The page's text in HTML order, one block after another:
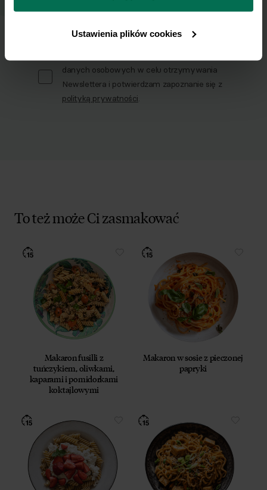
prywatności.
Ustawienia plików cookies
danych osobowych w celu otrzymywania
Newslettera i potwierdzam zapoznanie się z
polityką prywatności.
To też może Ci zasmakować
Makaron fusilli z
tuńczykiem, oliwkami,
kaparami i pomidorkami
koktajlowymi
Makaron w sosie z pieczonej
papryki